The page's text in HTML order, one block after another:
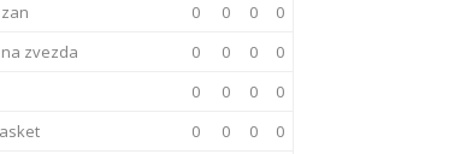
0 0 0
0
zvezda 0 0 0
0
0 0 0
0
0 0 0
0